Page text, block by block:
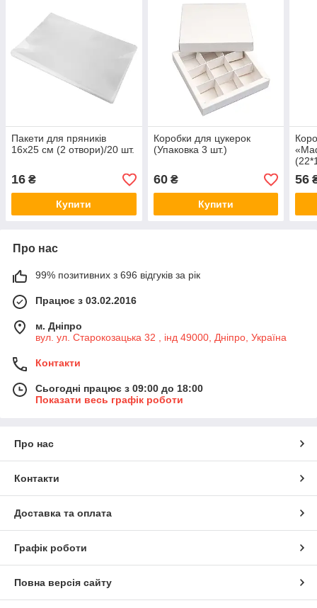
Пакети для пряників
16х25 см (2 отвори)/20 шт.
16 ₴
Купити
Коробки для цукерок
(Упаковка 3 шт.)
60₴
Купити
56
Про нас
99% позитивних з 696 відгуків за рік
Працює з 03.02.2016
м. Дніпро
вул. ул. Старокозацька 32 , інд 49000, Дніпро, Україна
Контакти
Сьогодні працює з 09:00 до 18:00
Показати весь графік роботи
Про нас
Контакти
Доставка та оплата
Графік роботи
Повна версія сайту